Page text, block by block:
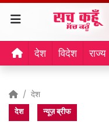
देश विदेश राज्य
देश
देश न्यूज़ ब्रीफ